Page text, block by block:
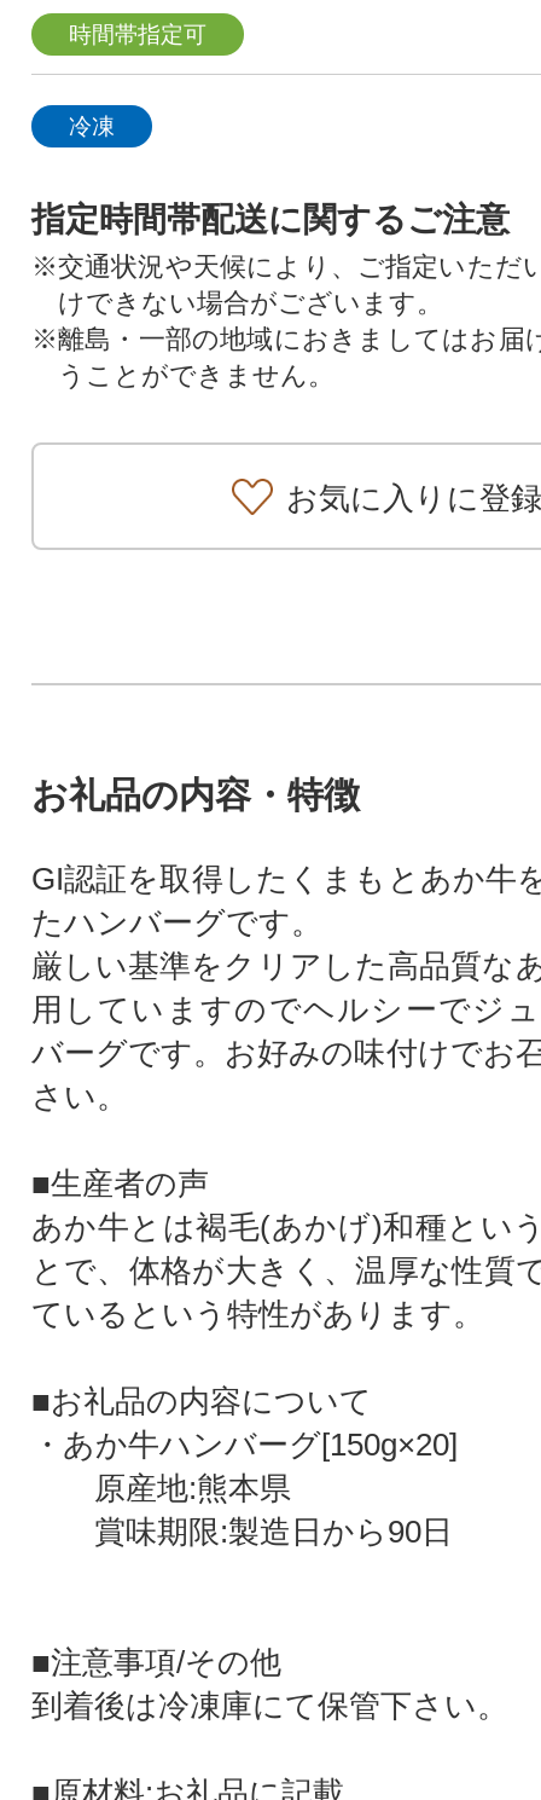
時間帯指定可
冷凍
指定時間帯配送に関するご注意
※交通状況や天候により、ご指定いただ
けできない場合がございます。
※離島・一部の地域におきましてはお届
うことができません。
お気に入りに登録
お礼品の内容・特徴
GI認証を取得したくまもとあか牛
たハンバーグです。
厳しい基準をクリアした高品質な
用していますのでヘルシーでジ
バーグです。お好みの味付けでお
さい。
■生産者の声
あか牛とは褐毛(あかげ)和種とい
とで、体格が大きく、温厚な性質
ているという特性があります。
■お礼品の内容について
・あか牛ハンバーグ[150g×20]
原産地:熊本県
賞味期限:製造日から90日
■注意事項/その他
到着後は冷凍庫にて保管下さい。